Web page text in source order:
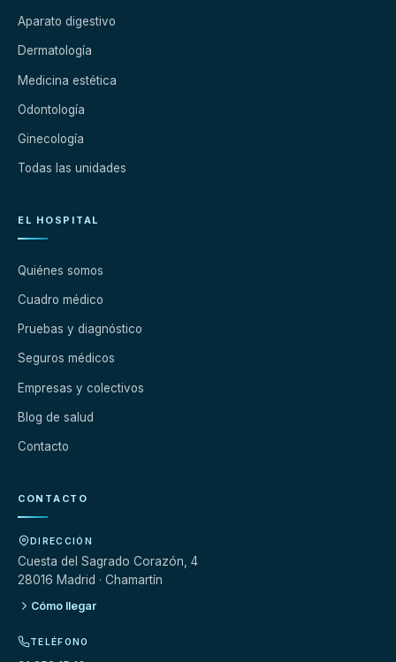
Aparato digestivo
Dermatología
Medicina estética
Odontología
Ginecología
Todas las unidades
EL HOSPITAL
Quiénes somos
Cuadro médico
Pruebas y diagnóstico
Seguros médicos
Empresas y colectivos
Blog de salud
Contacto
CONTACTO
DIRECCIÓN
Cuesta del Sagrado Corazón, 4
28016 Madrid · Chamartín
Cómo llegar
TELÉFONO